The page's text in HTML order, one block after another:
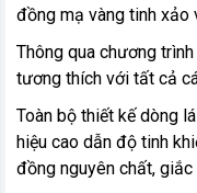
đồng mạ vàng tinh xảo
Thông qua chương
tương thích với tất cả
Toàn bộ thiết kế dòng
hiệu cao dẫn độ tinh
đồng nguyên chất,